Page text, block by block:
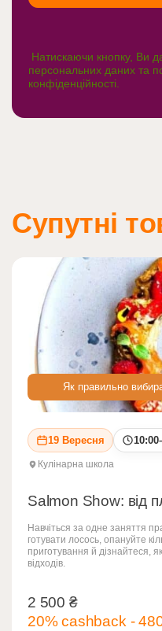
Натискаючи кнопку, Ви
персональних даних та
конфіденційності.
Супутні
Як правильно
19 Вересня
Кулінарна школа
Salmon Show: від
Навчіться за одне заняття
готувати лосось, опануйте
приготування й дізнайтеся,
відходів.
2 500 ₴
20% cashback -
2 500 ₴